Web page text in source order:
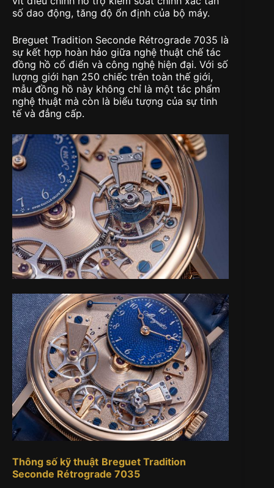
số dao động, tăng độ ổn định của bộ máy.
Breguet Tradition Seconde Rétrograde 7035 là
sự kết hợp hoàn hảo giữa nghệ thuật chế tác
đồng hồ cổ điển và công nghệ hiện đại. Với số
lượng giới hạn 250 chiếc trên toàn thế giới,
mẫu đồng hồ này không chỉ là một tác phẩm
nghệ thuật mà còn là biểu tượng của sự tinh
tế và đẳng cấp.
Thông số kỹ thuật Breguet Tradition
Seconde Rétrograde 7035